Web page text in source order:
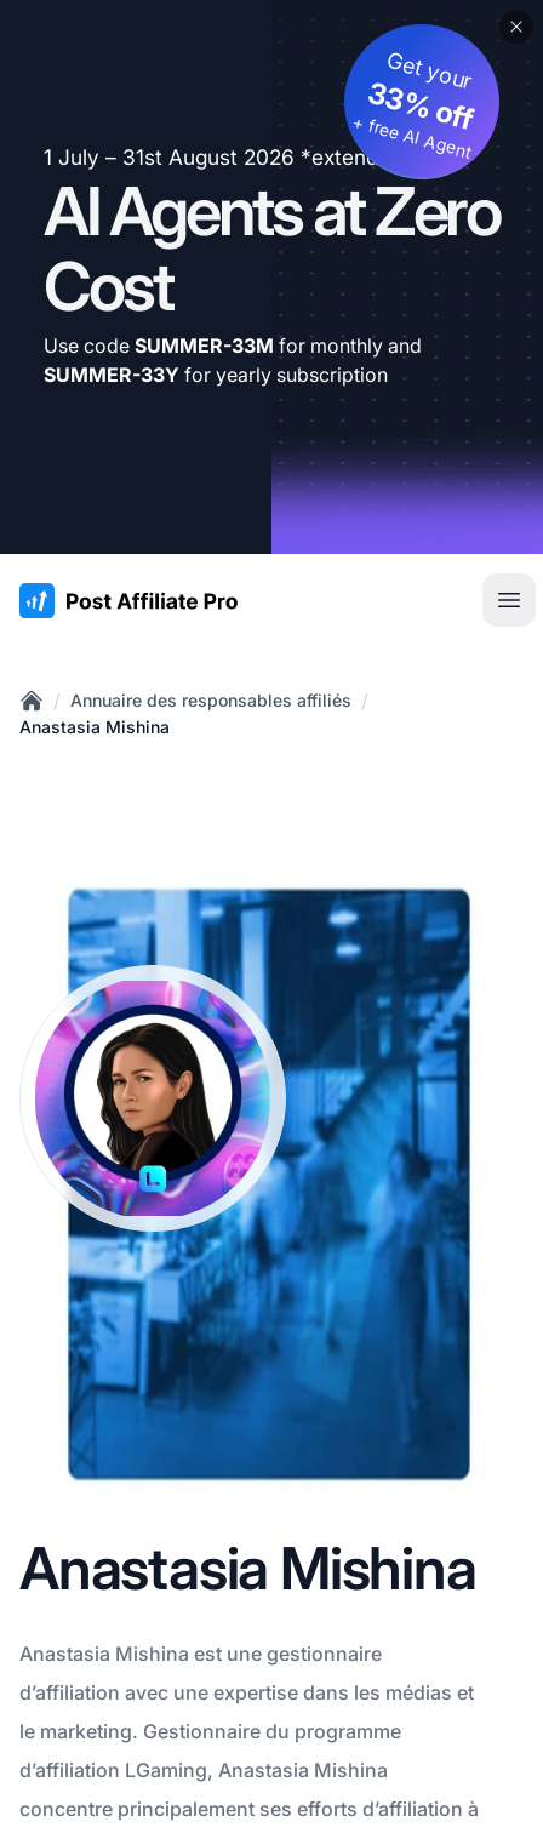
1 July – 31st August 2026 *extended
AI Agents at Zero
Cost
Get your
33% off
+ free AI Agent
Use code SUMMER-33M for monthly and
SUMMER-33Y for yearly subscription
:site.title
Home
/ Annuaire des responsables affiliés /
Anastasia Mishina
Anastasia Mishina
Anastasia Mishina est une gestionnaire
d’affiliation avec une expertise dans les médias et
le marketing. Gestionnaire du programme
d’affiliation LGaming, Anastasia Mishina
concentre principalement ses efforts d’affiliation à